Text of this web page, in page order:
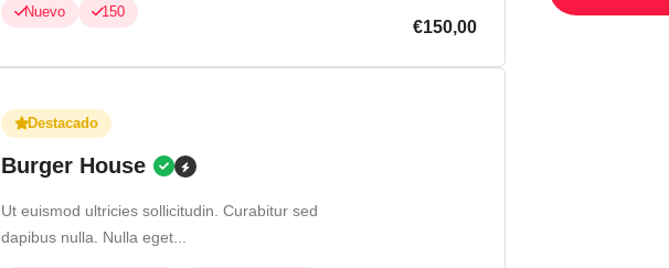
Nuevo 150
€150,00
Destacado
Burger House
Ut euismod ultricies sollicitudin. Curabitur sed
dapibus nulla. Nulla eget...